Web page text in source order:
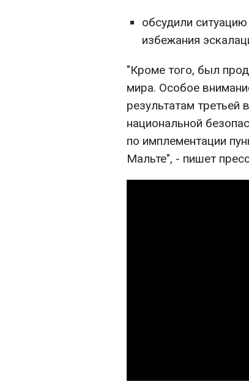
обсудили
избежания
"Кроме того, был
мира. Особое
результатам третьей
национальной
по имплементации
Мальте", - пишет